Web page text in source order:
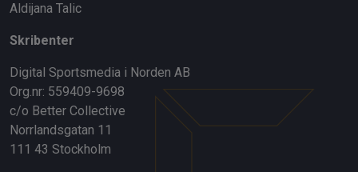
Aldijana Talic
Skribenter
Digital Sportsmedia i Norden AB
Org.nr: 559409-9698
c/o Better Collective
Norrlandsgatan 11
111 43 Stockholm